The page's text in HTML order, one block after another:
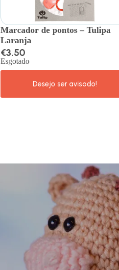
Marcador de pontos – Tulipa
Laranja
€3.50
Esgotado